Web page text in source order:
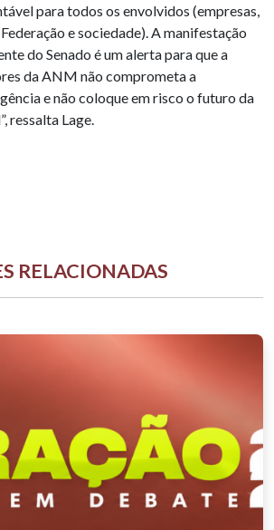
para todos os envolvidos (empresas,
e sociedade). A manifestação
do Senado é um alerta para que a
da ANM não comprometa a
e não coloque em risco o futuro da
ressalta Lage.
RELACIONADAS